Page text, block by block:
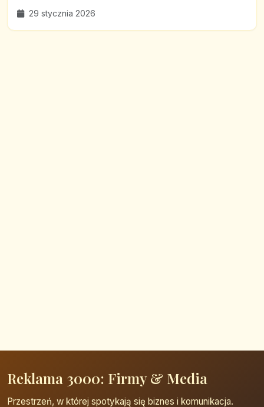
29 stycznia 2026
Reklama 3000: Firmy & Media
Przestrzeń, w której spotykają się biznes i komunikacja.